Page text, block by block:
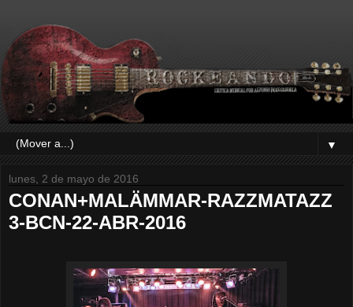
▼
lunes, 2 de mayo de 2016
CONAN+MALÄMMAR-RAZZMATAZZ
3-BCN-22-ABR-2016